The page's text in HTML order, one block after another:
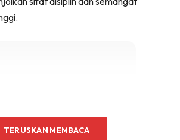
Ads
TERUSKAN MEMBACA